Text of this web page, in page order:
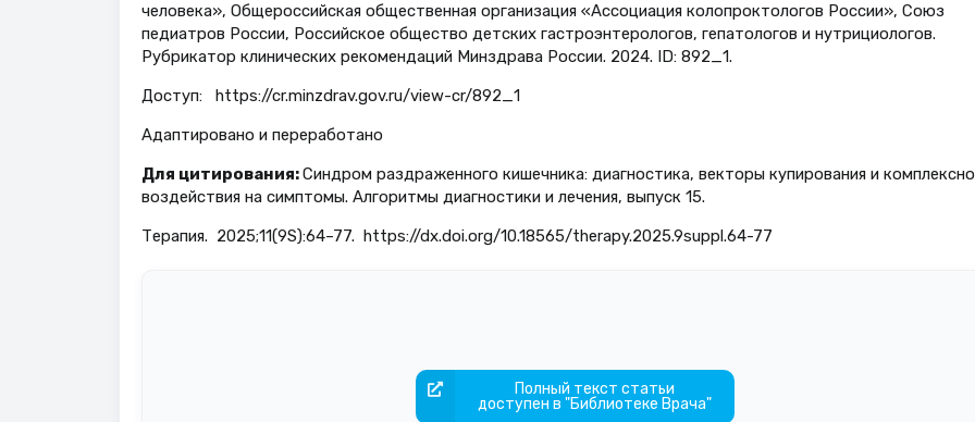
человека», Общероссийская общественная организация «Ассоциация колопроктологов России», Союз
педиатров России, Российское общество детских гастроэнтерологов, гепатологов и нутрициологов.
Рубрикатор клинических рекомендаций Минздрава России. 2024. ID: 892_1.
Доступ: https://cr.minzdrav.gov.ru/view-cr/892_1
Адаптировано и переработано
Для цитирования:Синдром раздраженного кишечника: диагностика, векторы купирования и
воздействия на симптомы. Алгоритмы диагностики и лечения, выпуск 15.
Терапия. 2025;11(9S):64–77. https://dx.doi.org/10.18565/therapy.2025.9suppl.64-77
Полный текст статьи
доступен в "Библиотеке Врача"